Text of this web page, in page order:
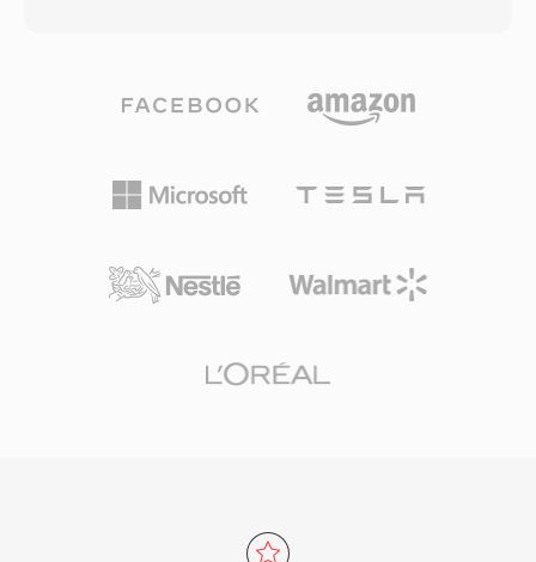
الحديثة التي يحملها، توزيع فيديو عالي الجودة بأحجام
ملفات عملية عبر الشبكات محدودة النطاق الترددي
iTunes (أو Apple Music على أحدث إصدارات
macOS) وGarageBand سير عمل مدمجاً، وتتعامل
بمجرد المزامنة أو التحميل، تتكامل نغمة الرنين مع